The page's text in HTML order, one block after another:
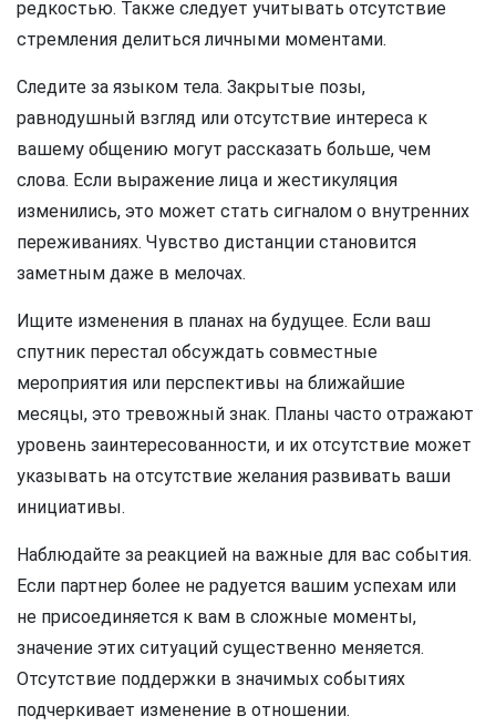
редкостью. Также следует учитывать отсутствие
стремления делиться личными моментами.
Следите за языком тела. Закрытые позы,
равнодушный взгляд или отсутствие интереса к
вашему общению могут рассказать больше, чем
слова. Если выражение лица и жестикуляция
изменились, это может стать сигналом о внутренних
переживаниях. Чувство дистанции становится
заметным даже в мелочах.
Ищите изменения в планах на будущее. Если ваш
спутник перестал обсуждать совместные
мероприятия или перспективы на ближайшие
месяцы, это тревожный знак. Планы часто отражают
уровень заинтересованности, и их отсутствие может
указывать на отсутствие желания развивать ваши
инициативы.
Наблюдайте за реакцией на важные для вас события.
Если партнер более не радуется вашим успехам или
не присоединяется к вам в сложные моменты,
значение этих ситуаций существенно меняется.
Отсутствие поддержки в значимых событиях
подчеркивает изменение в отношении.